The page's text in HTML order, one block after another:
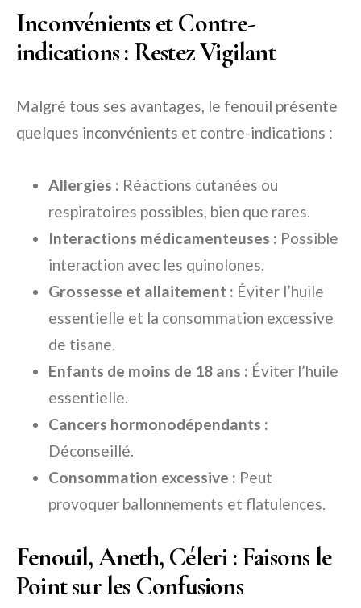
Inconvénients et Contre-
indications : Restez Vigilant
Malgré tous ses avantages, le fenouil présente
quelques inconvénients et contre-indications :
Allergies : Réactions cutanées ou
respiratoires possibles, bien que rares.
Interactions médicamenteuses : Possible
interaction avec les quinolones.
Grossesse et allaitement : Éviter l’huile
essentielle et la consommation excessive
de tisane.
Enfants de moins de 18 ans : Éviter l’huile
essentielle.
Cancers hormonodépendants :
Déconseillé.
Consommation excessive : Peut
provoquer ballonnements et flatulences.
Fenouil, Aneth, Céleri : Faisons le
Point sur les Confusions